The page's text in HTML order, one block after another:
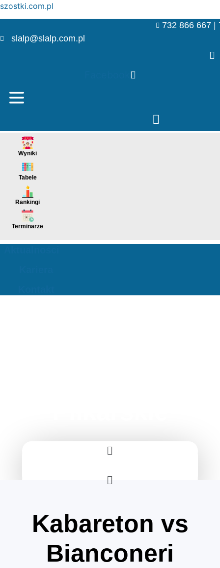
szostki.com.pl
732 866 667 |
slalp@slalp.com.pl
Menu
Wyniki
Menu
Tabele
Menu
Rankingi
Menu
Terminarze
Menu
Menu
Kabareton vs
Bianconeri